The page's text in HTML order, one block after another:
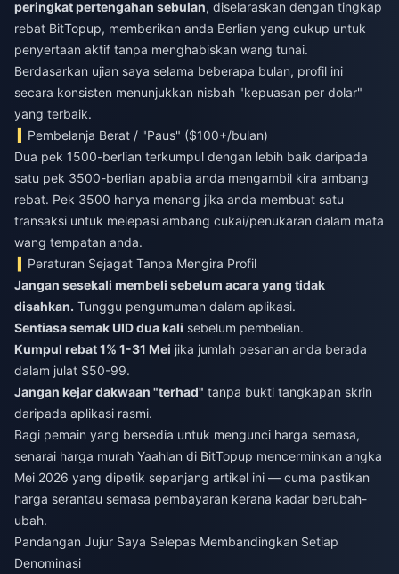
peringkat pertengahan sebulan, diselaraskan dengan tingkap
rebat BitTopup, memberikan anda Berlian yang cukup untuk
penyertaan aktif tanpa menghabiskan wang tunai.
Berdasarkan ujian saya selama beberapa bulan, profil ini
secara konsisten menunjukkan nisbah "kepuasan per dolar"
yang terbaik.
Pembelanja Berat / "Paus" ($100+/bulan)
Dua pek 1500-berlian terkumpul dengan lebih baik daripada
satu pek 3500-berlian apabila anda mengambil kira ambang
rebat. Pek 3500 hanya menang jika anda membuat satu
transaksi untuk melepasi ambang cukai/penukaran dalam mata
wang tempatan anda.
Peraturan Sejagat Tanpa Mengira Profil
Jangan sesekali membeli sebelum acara yang tidak
disahkan. Tunggu pengumuman dalam aplikasi.
Sentiasa semak UID dua kali sebelum pembelian.
Kumpul rebat 1% 1-31 Mei jika jumlah pesanan anda berada
dalam julat $50-99.
Jangan kejar dakwaan "terhad" tanpa bukti tangkapan skrin
daripada aplikasi rasmi.
Bagi pemain yang bersedia untuk mengunci harga semasa,
senarai harga murah Yaahlan di BitTopup mencerminkan angka
Mei 2026 yang dipetik sepanjang artikel ini — cuma pastikan
harga serantau semasa pembayaran kerana kadar berubah-
ubah.
Pandangan Jujur Saya Selepas Membandingkan Setiap
Denominasi